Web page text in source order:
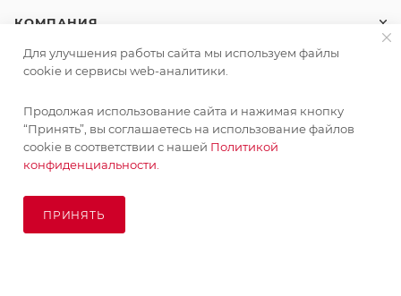
КОМПАНИЯ
ИНФОРМАЦИЯ
ПОМОЩЬ
ПОДПИСАТЬСЯ НА РАССЫЛКУ
Для улучшения работы сайта мы используем файлы
cookie и сервисы web-аналитики.
Продолжая использование сайта и нажимая кнопку
“Принять”, вы соглашаетесь на использование файлов
cookie в соответствии с нашей Политикой
конфиденциальности.
ПРИНЯТЬ